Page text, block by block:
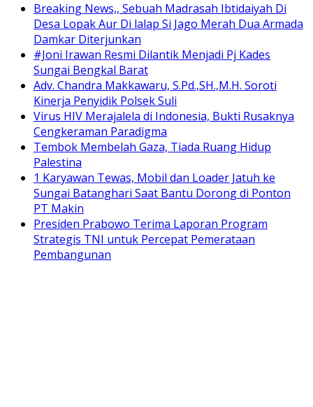
Breaking News,, Sebuah Madrasah Ibtidaiyah Di
Desa Lopak Aur Di lalap Si Jago Merah Dua Armada
Damkar Diterjunkan
#Joni Irawan Resmi Dilantik Menjadi Pj Kades
Sungai Bengkal Barat
Adv. Chandra Makkawaru, S.Pd.,SH.,M.H. Soroti
Kinerja Penyidik Polsek Suli
Virus HIV Merajalela di Indonesia, Bukti Rusaknya
Cengkeraman Paradigma
Tembok Membelah Gaza, Tiada Ruang Hidup
Palestina
1 Karyawan Tewas, Mobil dan Loader Jatuh ke
Sungai Batanghari Saat Bantu Dorong di Ponton
PT Makin
Presiden Prabowo Terima Laporan Program
Strategis TNI untuk Percepat Pemerataan
Pembangunan